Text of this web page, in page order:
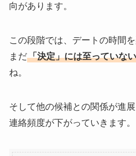
向があります。
この段階では、デートの時間を
まだ「決定」には至っていな
ね。
そして他の候補との関係が進
連絡頻度が下がっていきます。